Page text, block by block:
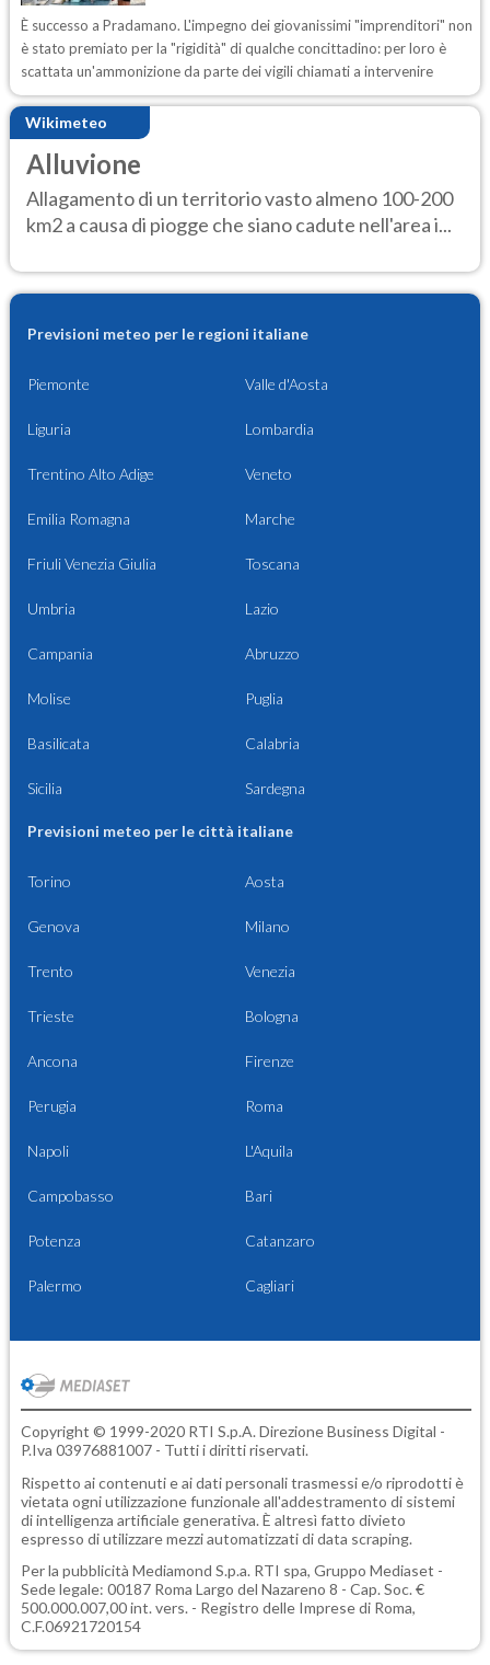
È successo a Pradamano. L'impegno dei giovanissimi "imprenditori" non
è stato premiato per la "rigidità" di qualche concittadino: per loro è
scattata un'ammonizione da parte dei vigili chiamati a intervenire
Wikimeteo
Alluvione
Allagamento di un territorio vasto almeno 100-200
km2 a causa di piogge che siano cadute nell'area i...
Previsioni meteo per le regioni italiane
Piemonte Valle d'Aosta
Liguria Lombardia
Trentino Alto Adige Veneto
Emilia Romagna Marche
Friuli Venezia Giulia Toscana
Umbria Lazio
Campania Abruzzo
Molise Puglia
Basilicata Calabria
Sicilia Sardegna
Previsioni meteo per le città italiane
Torino Aosta
Genova Milano
Trento Venezia
Trieste Bologna
Ancona Firenze
Perugia Roma
Napoli L'Aquila
Campobasso Bari
Potenza Catanzaro
Palermo Cagliari
Copyright © 1999-2020 RTI S.p.A. Direzione Business Digital -
P.Iva 03976881007 - Tutti i diritti riservati.
Rispetto ai contenuti e ai dati personali trasmessi e/o riprodotti è
vietata ogni utilizzazione funzionale all'addestramento di sistemi
di intelligenza artificiale generativa. È altresì fatto divieto
espresso di utilizzare mezzi automatizzati di data scraping.
Per la pubblicità Mediamond S.p.a. RTI spa, Gruppo Mediaset -
Sede legale: 00187 Roma Largo del Nazareno 8 - Cap. Soc. €
500.000.007,00 int. vers. - Registro delle Imprese di Roma,
C.F.06921720154